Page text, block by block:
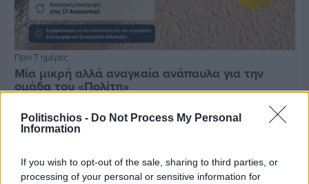
Politischios - Do Not Process My Personal
Information
If you wish to opt-out of the sale, sharing to third parties, or
processing of your personal or sensitive information for
Πριν 7 ημέρες
Μία μικρή αλλά αναγκαία ανάπαυλα για την
ομάδα του «Πολίτη»